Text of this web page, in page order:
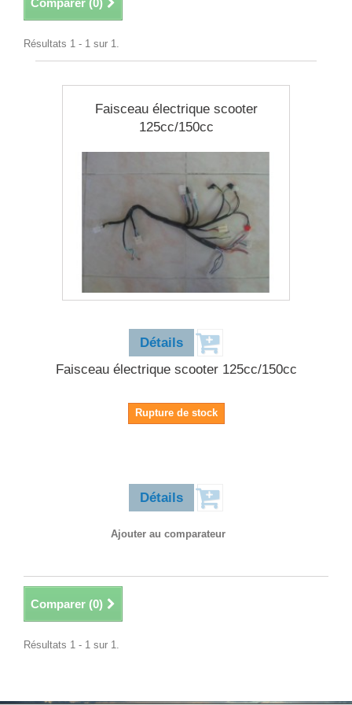
Comparer (0)
Résultats 1 - 1 sur 1.
Faisceau électrique scooter
125cc/150cc
Détails
Faisceau électrique scooter 125cc/150cc
Rupture de stock
Détails
Ajouter au comparateur
Comparer (0)
Résultats 1 - 1 sur 1.